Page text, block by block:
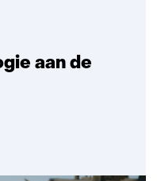
aan de